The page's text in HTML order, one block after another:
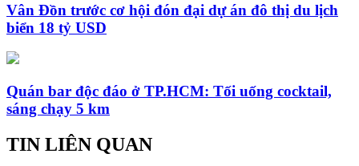
Vân Đồn trước cơ hội đón đại dự án đô thị du lịch
biển 18 tỷ USD
Quán bar độc đáo ở TP.HCM: Tối uống cocktail,
sáng chạy 5 km
TIN LIÊN QUAN